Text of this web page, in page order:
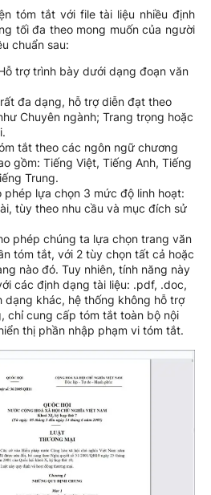
tóm tắt với file tài liệu nhiều định
tối đa theo mong muốn của người
chuẩn sau:
trợ trình bày dưới dạng đoạn văn
đa dạng, hỗ trợ diễn đạt theo
Chuyên ngành; Trang trọng hoặc
tắt theo các ngôn ngữ chương
gồm: Tiếng Việt, Tiếng Anh, Tiếng
Trung.
lựa chọn 3 mức độ linh hoạt:
tùy theo nhu cầu và mục đích sử
phép chúng ta lựa chọn trang văn
tóm tắt, với 2 tùy chọn tất cả hoặc
nào đó. Tuy nhiên, tính năng này
các định dạng tài liệu: .pdf, .doc,
dạng khác, hệ thống không hỗ trợ
chỉ cung cấp tóm tắt toàn bộ nội
thị phần nhập phạm vi tóm tắt.